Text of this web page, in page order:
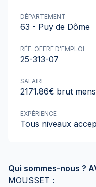
Qui sommes-nous ?
MOUSSET :
DÉPARTEMENT
63 - Puy de Dôme
RÉF. OFFRE D'EMPLOI
25-313-07
SALAIRE
2171.86€ brut
EXPÉRIENCE
Tous niveaux